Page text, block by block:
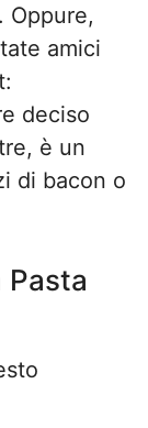
Oppure,
amici
deciso
è un
di bacon o